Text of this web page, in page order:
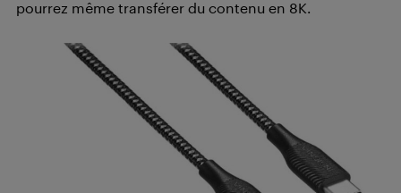
pourrez même transférer du contenu en 8K.